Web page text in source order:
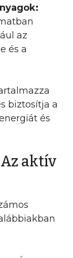
az
és a
biztosítja a
és
Az aktív